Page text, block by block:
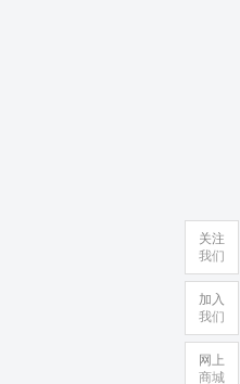
关注
我们
加入
我们
网上
商城